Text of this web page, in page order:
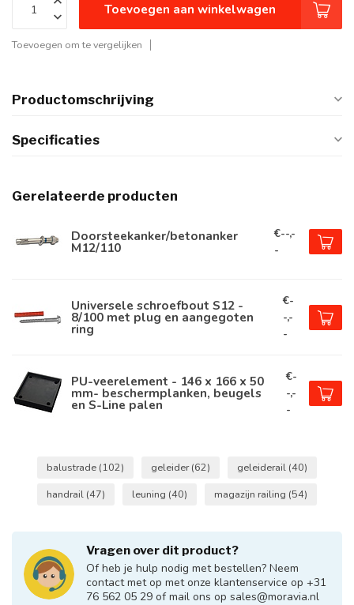
Toevoegen aan winkelwagen
Toevoegen om te vergelijken
Productomschrijving
Specificaties
Gerelateerde producten
Doorsteekanker/betonanker
M12/110
€--,-
-
Universele schroefbout S12 -
8/100 met plug en aangegoten
ring
€-
-,-
-
PU-veerelement - 146 x 166 x 50
mm- beschermplanken, beugels
en S-Line palen
€-
-,-
-
balustrade (102) geleider(62) geleiderail (40)
handrail (47) leuning (40) magazijn railing (54)
Vragen over dit product?
Of heb je hulp nodig met bestellen? Neem
contact met op met onze klantenservice op +31
76 562 05 29 of mail ons op sales@moravia.nl